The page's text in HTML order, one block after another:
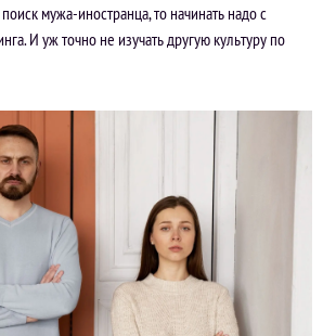
мужа-иностранца, то начинать надо с
И уж точно не изучать другую культуру по